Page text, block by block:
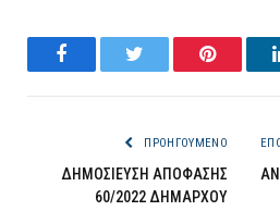
FacebookTwitter Pinterest
ΠΡΟΗΓΟΎΜΕΝΟ
ΔΗΜΟΣΙΕΥΣΗ ΑΠΟΦΑΣΗΣ
60/2022 ΔΗΜΑΡΧΟΥ